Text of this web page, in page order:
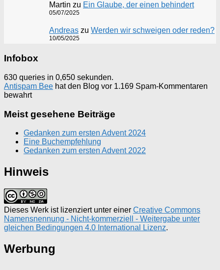
Martin zu Ein Glaube, der einen behindert
05/07/2025
Andreas zu Werden wir schweigen oder reden?
10/05/2025
Infobox
630 queries in 0,650 sekunden.
Antispam Bee hat den Blog vor 1.169 Spam-Kommentaren
bewahrt
Meist gesehene Beiträge
Gedanken zum ersten Advent 2024
Eine Buchempfehlung
Gedanken zum ersten Advent 2022
Hinweis
Dieses Werk ist lizenziert unter einer Creative Commons
Namensnennung - Nicht-kommerziell - Weitergabe unter
gleichen Bedingungen 4.0 International Lizenz.
Werbung